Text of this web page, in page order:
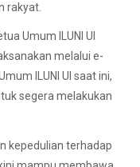
rakyat.
Umum ILUNI UI
melalui e-
ILUNI UI saat ini,
segera melakukan
kepedulian terhadap